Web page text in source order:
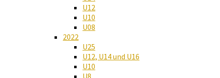
U12
U10
U08
2022
U25
U12, U14 und U16
U10
U8